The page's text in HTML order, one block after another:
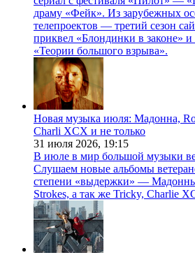
драму «Фейк». Из зарубежных
телепроектов — третий сезон
приквел «Блондинки в законе»
«Теории большого взрыва».
Новая музыка июля: Мадонна,
Charli XCX и не только
31 июля 2026, 19:15
В июле в мир большой музыки
Слушаем новые альбомы
степени «выдержки» —
Strokes, а так же Tricky, Charlie